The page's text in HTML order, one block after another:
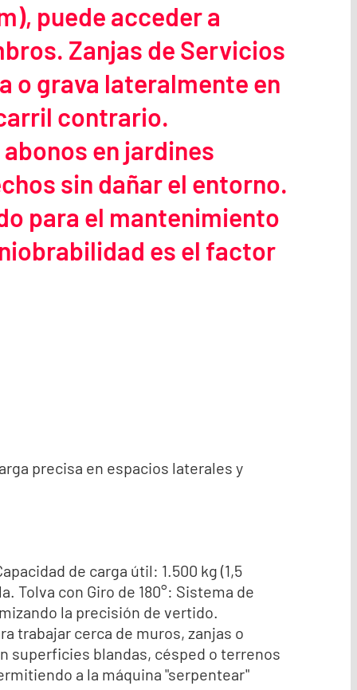
puede acceder a
Zanjas de Servicios
o grava lateralmente en
contrario.
en jardines
sin dañar el entorno.
para el mantenimiento
es el factor
precisa en espacios laterales y
de carga útil: 1.500 kg (1,5
Tolva con Giro de 180°: Sistema de
la precisión de vertido.
trabajar cerca de muros, zanjas o
superficies blandas, césped o terrenos
a la máquina "serpentear"